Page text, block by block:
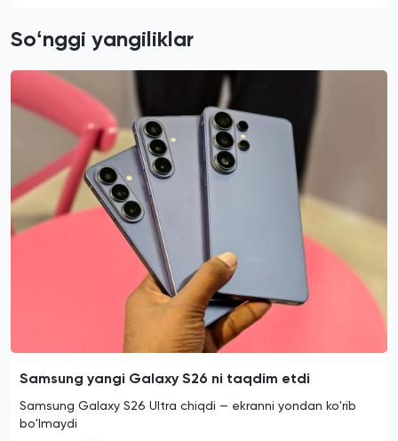
Soʻnggi yangiliklar
Samsung yangi Galaxy S26 ni taqdim etdi
Samsung Galaxy S26 Ultra chiqdi — ekranni yondan ko'rib
bo'lmaydi